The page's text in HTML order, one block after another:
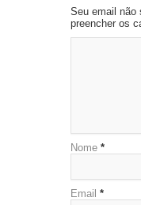
Seu email não
preencher os
Nome *
Email *